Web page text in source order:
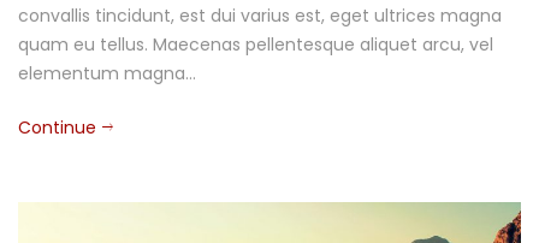
convallis tincidunt, est dui varius est, eget ultrices magna
quam eu tellus. Maecenas pellentesque aliquet arcu, vel
elementum magna…
Continue